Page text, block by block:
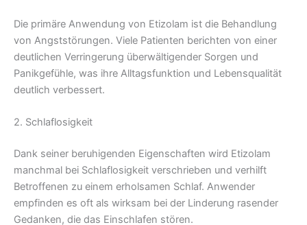
Die primäre Anwendung von Etizolam ist die Behandlung
von Angststörungen. Viele Patienten berichten von einer
deutlichen Verringerung überwältigender Sorgen und
Panikgefühle, was ihre Alltagsfunktion und Lebensqualität
deutlich verbessert.
2. Schlaflosigkeit
Dank seiner beruhigenden Eigenschaften wird Etizolam
manchmal bei Schlaflosigkeit verschrieben und verhilft
Betroffenen zu einem erholsamen Schlaf. Anwender
empfinden es oft als wirksam bei der Linderung rasender
Gedanken, die das Einschlafen stören.